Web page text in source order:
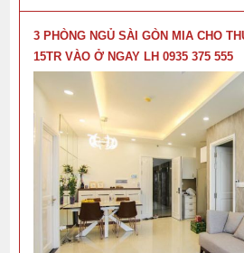
3 PHÒNG NGỦ SÀI GÒN MIA CHO
15TR VÀO Ở NGAY LH 0935 375 555